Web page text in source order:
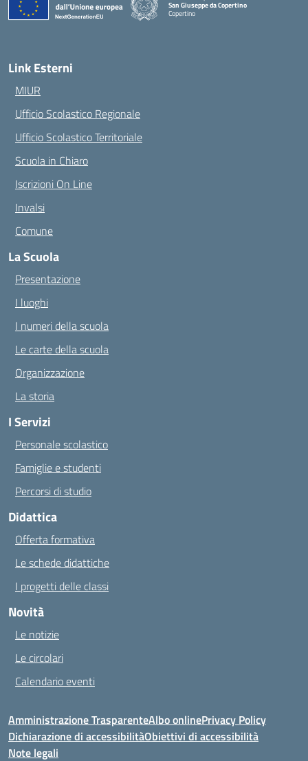
San Giuseppe da Copertino
Copertino
— Visita la pagina iniziale della scuola
Link Esterni
MIUR
Ufficio Scolastico Regionale
Ufficio Scolastico Territoriale
Scuola in Chiaro
Iscrizioni On Line
Invalsi
Comune
La Scuola
Presentazione
I luoghi
I numeri della scuola
Le carte della scuola
Organizzazione
La storia
I Servizi
Personale scolastico
Famiglie e studenti
Percorsi di studio
Didattica
Offerta formativa
Le schede didattiche
I progetti delle classi
Novità
Le notizie
Le circolari
Calendario eventi
Amministrazione TrasparenteAlbo onlinePrivacy Policy
Dichiarazione di accessibilitàObiettivi di accessibilità
Note legali